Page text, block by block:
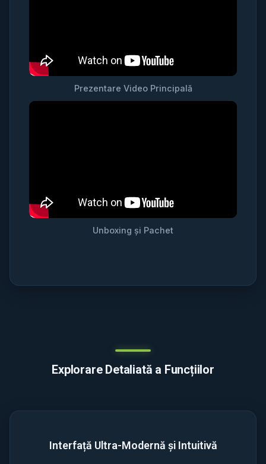
Prezentare Video Principală
Unboxing și Pachet
Explorare Detaliată a Funcțiilor
Interfață Ultra-Modernă și Intuitivă